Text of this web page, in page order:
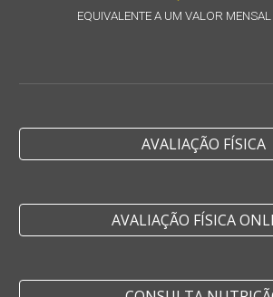
EQUIVALENTE A UM VALOR MENSAL
AVALIAÇÃO FÍSICA
AVALIAÇÃO FÍSICA